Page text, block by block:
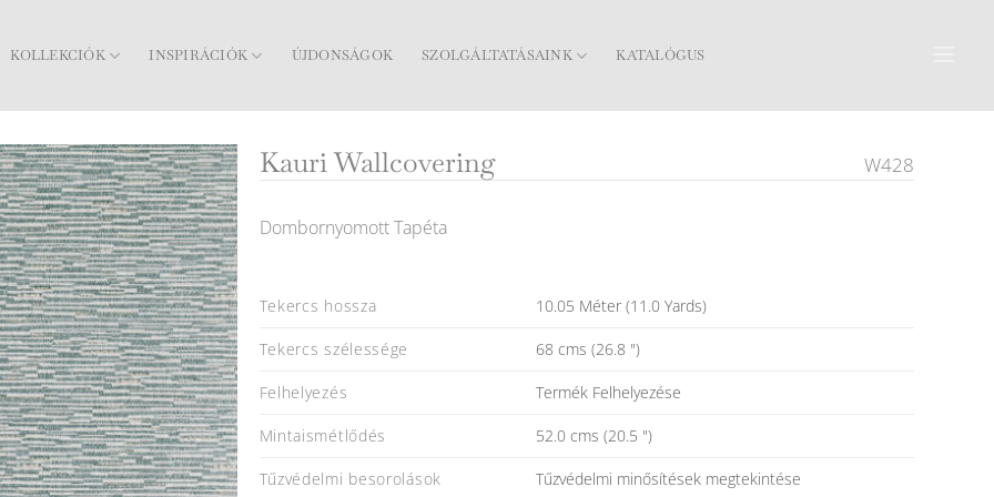
KOLLEKCIÓK INSPIRÁCIÓK ÚJDONSÁGOK SZOLGÁLTATÁSAINK KATALÓGUS
Kauri Wallcovering W428
Dombornyomott Tapéta
Tekercs hossza 10.05 Méter (11.0 Yards)
Tekercs szélessége 68 cms (26.8 ")
Felhelyezés Termék Felhelyezése
Mintaismétlődés 52.0 cms (20.5 ")
Tűzvédelmi besorolások Tűzvédelmi minősítések megtekintése